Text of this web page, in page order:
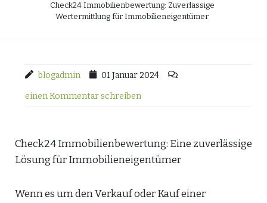
Check24 Immobilienbewertung: Zuverlässige
Wertermittlung für Immobilieneigentümer
blogadmin 01 Januar 2024
einen Kommentar schreiben
Check24 Immobilienbewertung: Eine zuverlässige
Lösung für Immobilieneigentümer
Wenn es um den Verkauf oder Kauf einer